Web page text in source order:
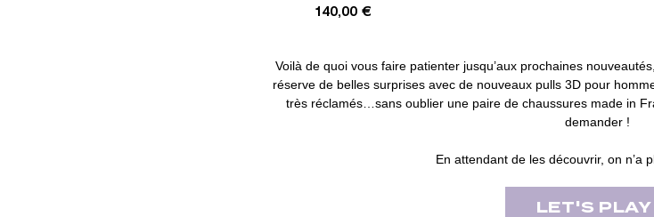
140,00 €
Voilà de quoi vous faire patienter jusqu’aux prochaines
réserve de belles surprises avec de nouveaux pulls 3D pour
très réclamés…sans oublier une paire de chaussures made in
demander !
En attendant de les découvrir, on n’a
LET'S PLAY